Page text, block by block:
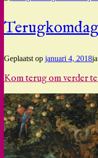
Geplaatst op januari 4, 2018
Kom terug om verder